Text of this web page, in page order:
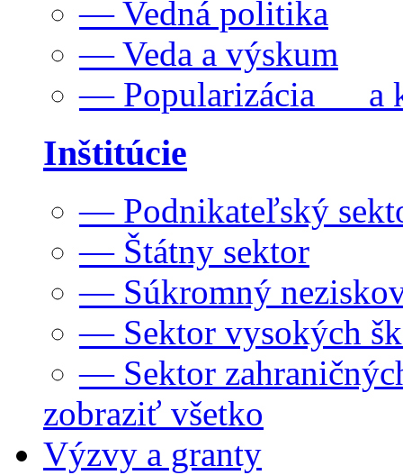
— Vedná politika
— Veda a výskum
— Popularizácia a
Inštitúcie
— Podnikateľský
— Štátny sektor
— Súkromný
— Sektor vysokých
— Sektor
zobraziť všetko
Výzvy a granty